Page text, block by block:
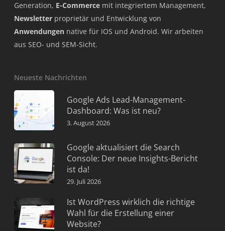
Generation, E-Commerce mit integriertem Management,
Newsletter proprietär und Entwicklung von
Anwendungen native für IOS und Android. Wir arbeiten
aus SEO- und SEM-Sicht.
Neueste Nachrichten
Google Ads Lead-Management-
Dashboard: Was ist neu?
3. August 2026
Google aktualisiert die Search
Console: Der neue Insights-Bericht
ist da!
29. Juli 2026
Ist WordPress wirklich die richtige
Wahl für die Erstellung einer
Website?